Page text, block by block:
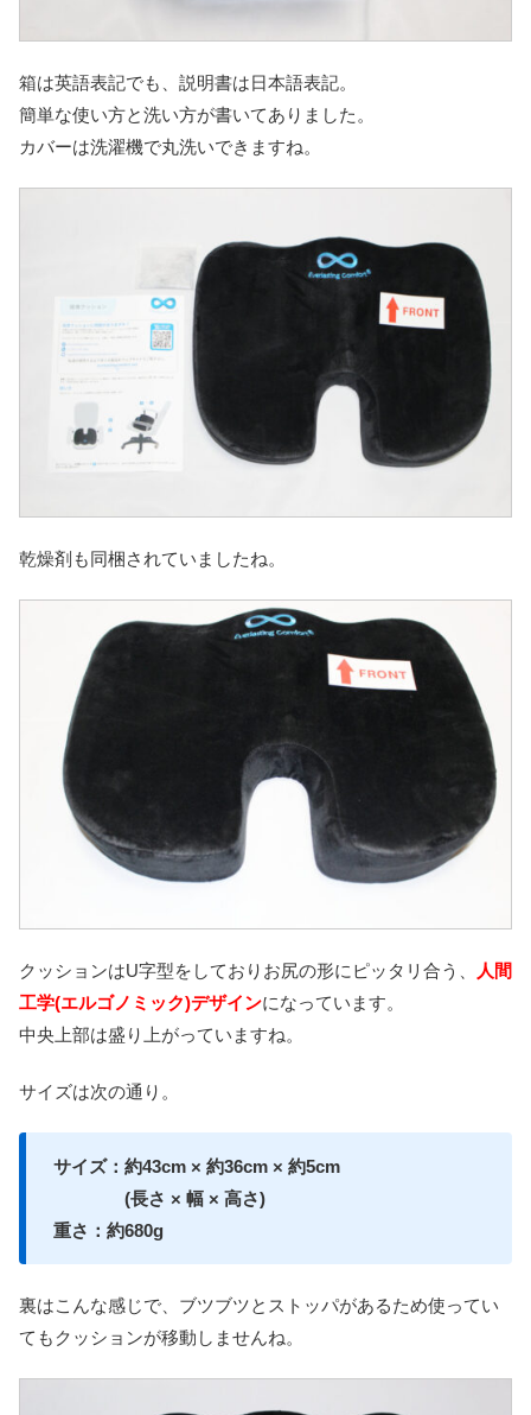
箱は英語表記でも、説明書は日本語表記。
簡単な使い方と洗い方が書いてありました。
カバーは洗濯機で丸洗いできますね。
乾燥剤も同梱されていましたね。
クッションはU字型をしておりお尻の形にピッタリ合う、
人間
工学(エルゴノミック)デザインになっています。
中央上部は盛り上がっていますね。
サイズは次の通り。
サイズ：約43cm × 約36cm × 約5cm
(長さ × 幅 × 高さ)
重さ：約680g
裏はこんな感じで、ブツブツとストッパがあるため使ってい
てもクッションが移動しませんね。